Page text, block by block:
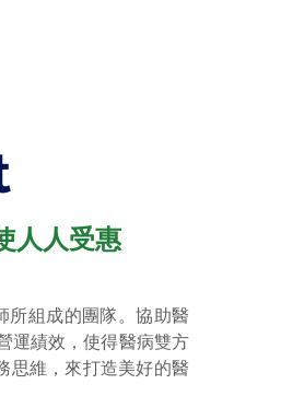
人人受惠​
所組成的團隊。協助醫
運績效，使得醫病雙方
思維，來打造美好的醫